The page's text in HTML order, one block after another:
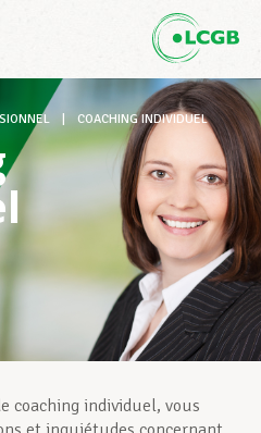
DE
| COACHING INDIVIDUEL
coaching individuel, vous